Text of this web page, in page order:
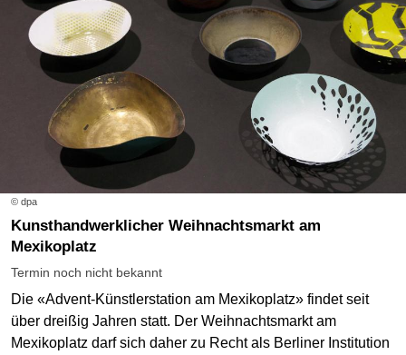
© dpa
Kunsthandwerklicher Weihnachtsmarkt am
Mexikoplatz
Termin noch nicht bekannt
Die «Advent-Künstlerstation am Mexikoplatz» findet seit
über dreißig Jahren statt. Der Weihnachtsmarkt am
Mexikoplatz darf sich daher zu Recht als Berliner Institution